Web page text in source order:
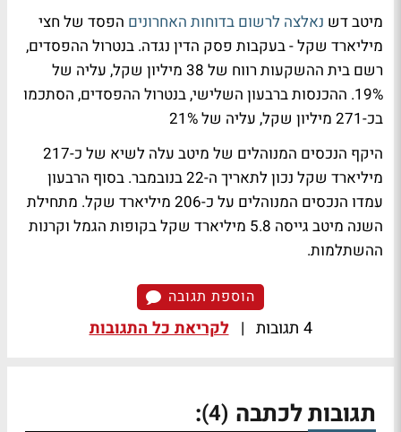
מיטב דש נאלצה לרשום בדוחות האחרונים הפסד של חצי
מיליארד שקל - בעקבות פסק הדין נגדה. בנטרול ההפסדים,
רשם בית ההשקעות רווח של 38 מיליון שקל, עליה של
19%. ההכנסות ברבעון השלישי, בנטרול ההפסדים, הסתכמו
בכ-271 מיליון שקל, עליה של 21%
היקף הנכסים המנוהלים של מיטב עלה לשיא של כ-217
מיליארד שקל נכון לתאריך ה-22 בנובמבר. בסוף הרבעון
עמדו הנכסים המנוהלים על כ-206 מיליארד שקל. מתחילת
השנה מיטב גייסה 5.8 מיליארד שקל בקופות הגמל וקרנות
ההשתלמות.
הוספת תגובה
4 תגובות | לקריאת כל התגובות
תגובות לכתבה (4)
: